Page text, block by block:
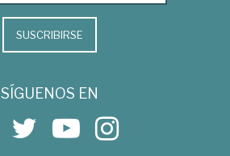
SUSCRIBIRSE
SÍGUENOS EN